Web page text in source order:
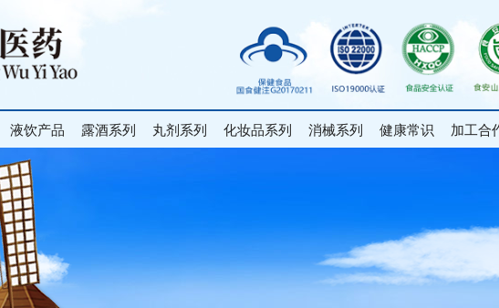
液饮产品 露酒系列 丸剂系列 化妆品系列 消械系列 健康常识 加工合